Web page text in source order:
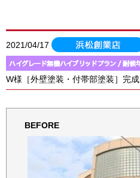
2021/04/17
W様［外壁塗装・付帯部塗装］完成
BEFORE